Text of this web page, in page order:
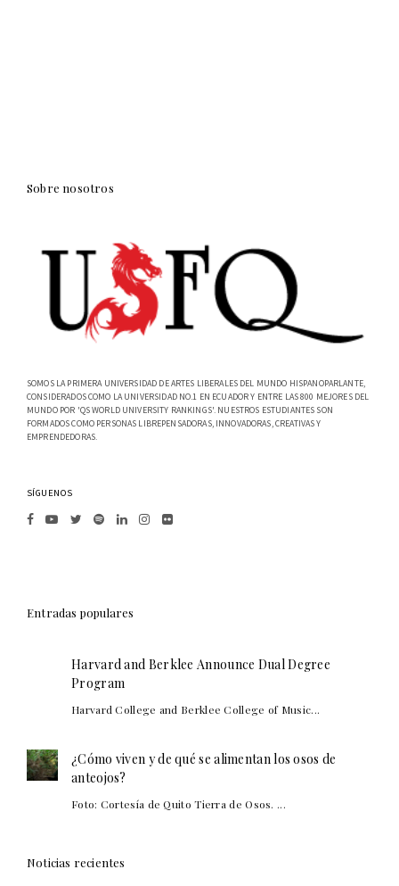
Sobre nosotros
SOMOS LA PRIMERA UNIVERSIDAD DE ARTES LIBERALES DEL MUNDO HISPANOPARLANTE,
CONSIDERADOS COMO LA UNIVERSIDAD NO.1 EN ECUADOR Y ENTRE LAS 800 MEJORES DEL
MUNDO POR 'QS WORLD UNIVERSITY RANKINGS'. NUESTROS ESTUDIANTES SON
FORMADOS COMO PERSONAS LIBREPENSADORAS, INNOVADORAS, CREATIVAS Y
EMPRENDEDORAS.
SÍGUENOS
Entradas populares
Harvard and Berklee Announce Dual Degree
Program
Harvard College and Berklee College of Music...
¿Cómo viven y de qué se alimentan los osos de
anteojos?
Foto: Cortesía de Quito Tierra de Osos. ...
Noticias recientes